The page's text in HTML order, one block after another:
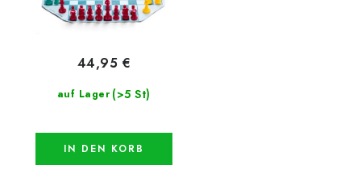
auf Lager (>5 St)
44,95 €
IN DEN KORB